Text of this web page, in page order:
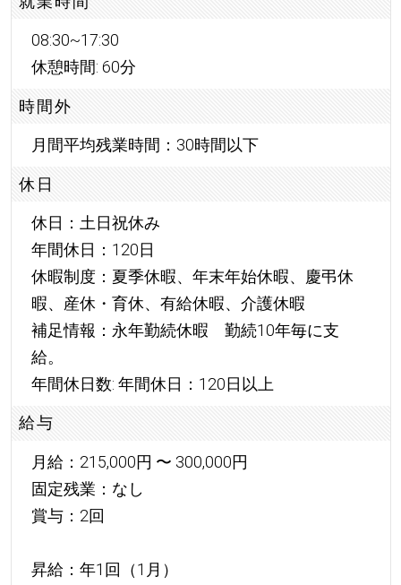
08:30~17:30
休憩時間: 60分
時間外
月間平均残業時間：30時間以下
休日
休日：土日祝休み
年間休日：120日
休暇制度：夏季休暇、年末年始休暇、慶弔休
暇、産休・育休、有給休暇、介護休暇
補足情報：永年勤続休暇 勤続10年毎に支
給。
年間休日数: 年間休日：120日以上
給与
月給：215,000円 〜 300,000円
固定残業：なし
賞与：2回
昇給：年1回（1月）